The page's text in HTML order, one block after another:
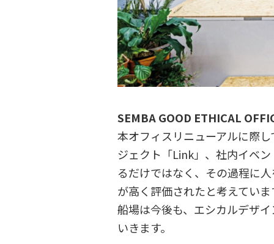
SEMBA GOOD ETHICAL
本オフィスリニューアルに際
ジェクト「Link」、社内イベ
るだけではなく、その過程に
が高く評価されたと考えていま
船場は今後も、エシカルデザ
いきます。